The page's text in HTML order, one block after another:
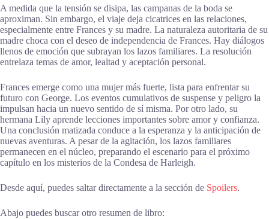
A medida que la tensión se disipa, las campanas de la boda se
aproximan. Sin embargo, el viaje deja cicatrices en las relaciones,
especialmente entre Frances y su madre. La naturaleza autoritaria de su
madre choca con el deseo de independencia de Frances. Hay diálogos
llenos de emoción que subrayan los lazos familiares. La resolución
entrelaza temas de amor, lealtad y aceptación personal.
Frances emerge como una mujer más fuerte, lista para enfrentar su
futuro con George. Los eventos cumulativos de suspense y peligro la
impulsan hacia un nuevo sentido de sí misma. Por otro lado, su
hermana Lily aprende lecciones importantes sobre amor y confianza.
Una conclusión matizada conduce a la esperanza y la anticipación de
nuevas aventuras. A pesar de la agitación, los lazos familiares
permanecen en el núcleo, preparando el escenario para el próximo
capítulo en los misterios de la Condesa de Harleigh.
Desde aquí, puedes saltar directamente a la sección de Spoilers.
Abajo puedes buscar otro resumen de libro: